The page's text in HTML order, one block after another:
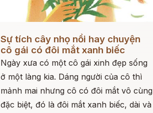
Sự tích cây nhọ nồi hay chuyện
cô gái có đôi mắt xanh biếc
Ngày xưa có một cô gái xinh đẹp sống
ở một làng kia. Dáng người của cô thì
mảnh mai nhưng cô có đôi mắt vô cùng
đặc biệt, đó là đôi mắt xanh biếc, dài và